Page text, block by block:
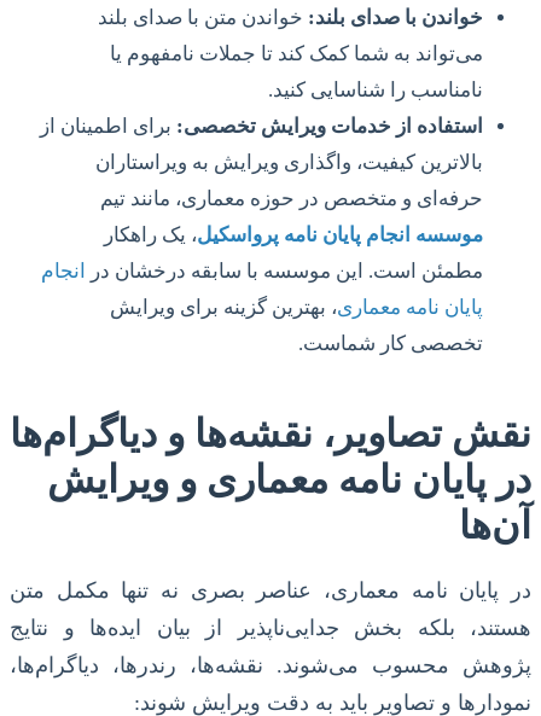
خواندن با صدای بلند: خواندن متن با صدای بلند
می‌تواند به شما کمک کند تا جملات نامفهوم یا
نامناسب را شناسایی کنید.
استفاده از خدمات ویرایش تخصصی: برای اطمینان از
بالاترین کیفیت، واگذاری ویرایش به ویراستاران
حرفه‌ای و متخصص در حوزه معماری، مانند تیم
موسسه انجام پایان نامه پرواسکیل، یک راهکار
مطمئن است. این موسسه با سابقه درخشان در
انجام
پایان نامه معماری، بهترین گزینه برای ویرایش
تخصصی کار شماست.
نقش تصاویر، نقشه‌ها و دیاگرام‌ها
در پایان نامه معماری و ویرایش
آن‌ها
در پایان نامه معماری، عناصر بصری نه تنها مکمل متن
هستند، بلکه بخش جدایی‌ناپذیر از بیان ایده‌ها و نتایج
پژوهش محسوب می‌شوند. نقشه‌ها، رندرها، دیاگرام‌ها،
نمودارها و تصاویر باید به دقت ویرایش شوند: